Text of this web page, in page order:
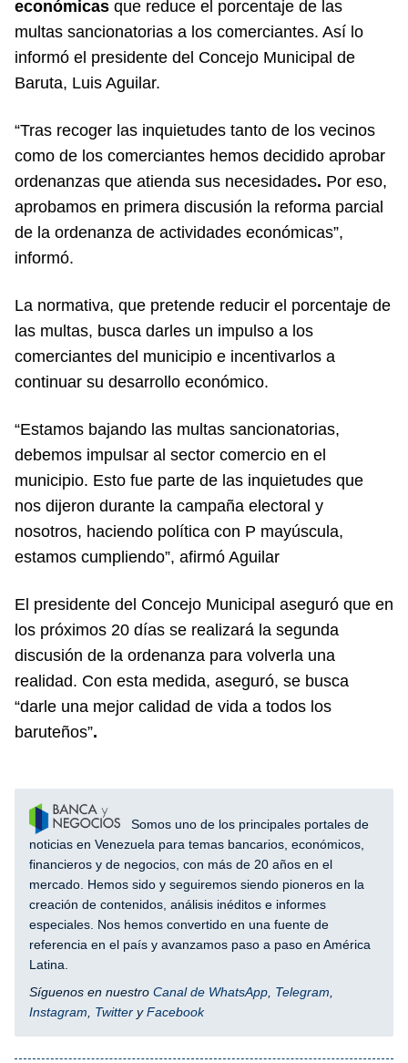
económicas que reduce el porcentaje de las
multas sancionatorias a los comerciantes. Así lo
informó el presidente del Concejo Municipal de
Baruta, Luis Aguilar.
“Tras recoger las inquietudes tanto de los vecinos
como de los comerciantes hemos decidido aprobar
ordenanzas que atienda sus necesidades. Por eso,
aprobamos en primera discusión la reforma parcial
de la ordenanza de actividades económicas”,
informó.
La normativa, que pretende reducir el porcentaje de
las multas, busca darles un impulso a los
comerciantes del municipio e incentivarlos a
continuar su desarrollo económico.
“Estamos bajando las multas sancionatorias,
debemos impulsar al sector comercio en el
municipio. Esto fue parte de las inquietudes que
nos dijeron durante la campaña electoral y
nosotros, haciendo política con P mayúscula,
estamos cumpliendo”, afirmó Aguilar
El presidente del Concejo Municipal aseguró que en
los próximos 20 días se realizará la segunda
discusión de la ordenanza para volverla una
realidad. Con esta medida, aseguró, se busca
“darle una mejor calidad de vida a todos los
baruteños”.
Somos uno de los principales portales de
noticias en Venezuela para temas bancarios, económicos,
financieros y de negocios, con más de 20 años en el
mercado. Hemos sido y seguiremos siendo pioneros en la
creación de contenidos, análisis inéditos e informes
especiales. Nos hemos convertido en una fuente de
referencia en el país y avanzamos paso a paso en América
Latina.
Síguenos en nuestro Canal de WhatsApp Telegram
Instagram
Twitter yFacebook